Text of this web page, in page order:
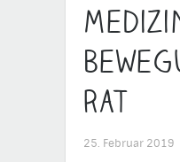
rat
25. Februar 2019